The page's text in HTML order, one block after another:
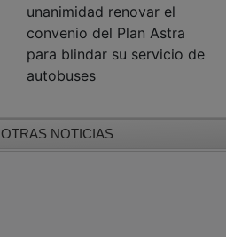
unanimidad renovar el
convenio del Plan Astra
para blindar su servicio de
autobuses
OTRAS NOTICIAS